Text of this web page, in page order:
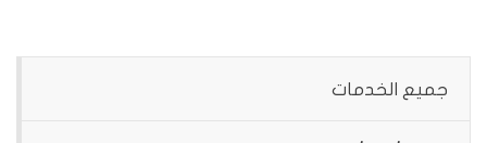
جميع الخدمات